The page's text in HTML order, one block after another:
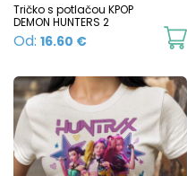
Tričko s potlačou KPOP
DEMON HUNTERS 2
Od: 16.60 €